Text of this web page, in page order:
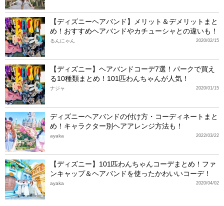
【ディズニーヘアバンド】メリット＆デメリットまと
め！おすすめヘアバンドやカチューシャとの違いも！
2020/02/15
るんにゃん
【ディズニー】ヘアバンドコーデ7選！パークで買え
る10種類まとめ！101匹わんちゃんが人気！
2020/01/15
ナジャ
ディズニーヘアバンドの付け方・コーディネートまと
め！キャラクター別ヘアアレンジ方法も！
2022/03/22
ayaka
【ディズニー】101匹わんちゃんコーデまとめ！ファ
ンキャップ＆ヘアバンドを使ったかわいいコーデ！
2020/04/02
ayaka